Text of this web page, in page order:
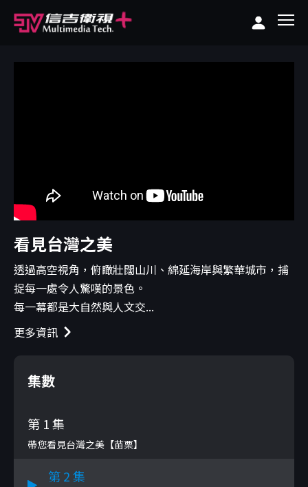
看見台灣之美
透過高空視角，俯瞰壯闊山川、綿延海岸與繁華城市，捕
捉每一處令人驚嘆的景色。
每一幕都是大自然與人文交...
更多資訊
集數
第 1 集
帶您看見台灣之美【苗栗】
第 2 集